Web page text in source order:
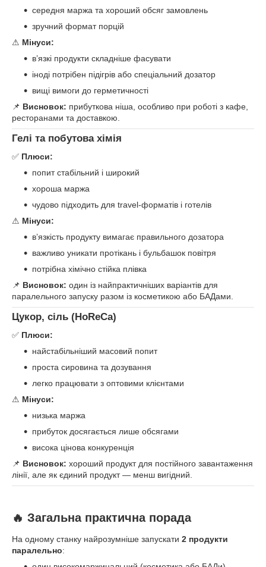
середня маржа та хороший обсяг замовлень
зручний формат порцій
⚠ Мінуси:
в’язкі продукти складніше фасувати
іноді потрібен підігрів або спеціальний дозатор
вищі вимоги до герметичності
📌 Висновок: прибуткова ніша, особливо при роботі з кафе,
ресторанами та доставкою.
Гелі та побутова хімія
✅ Плюси:
попит стабільний і широкий
хороша маржа
чудово підходить для travel-форматів і готелів
⚠ Мінуси:
в’язкість продукту вимагає правильного дозатора
важливо уникати протікань і бульбашок повітря
потрібна хімічно стійка плівка
📌 Висновок: один із найпрактичніших варіантів для
паралельного запуску разом із косметикою або БАДами.
Цукор, сіль (HoReCa)
✅ Плюси:
найстабільніший масовий попит
проста сировина та дозування
легко працювати з оптовими клієнтами
⚠ Мінуси:
низька маржа
прибуток досягається лише обсягами
висока цінова конкуренція
📌 Висновок: хороший продукт для постійного завантаження
лінії, але як єдиний продукт — менш вигідний.
🔥 Загальна практична порада
На одному станку найрозумніше запускати 2 продукти
паралельно: